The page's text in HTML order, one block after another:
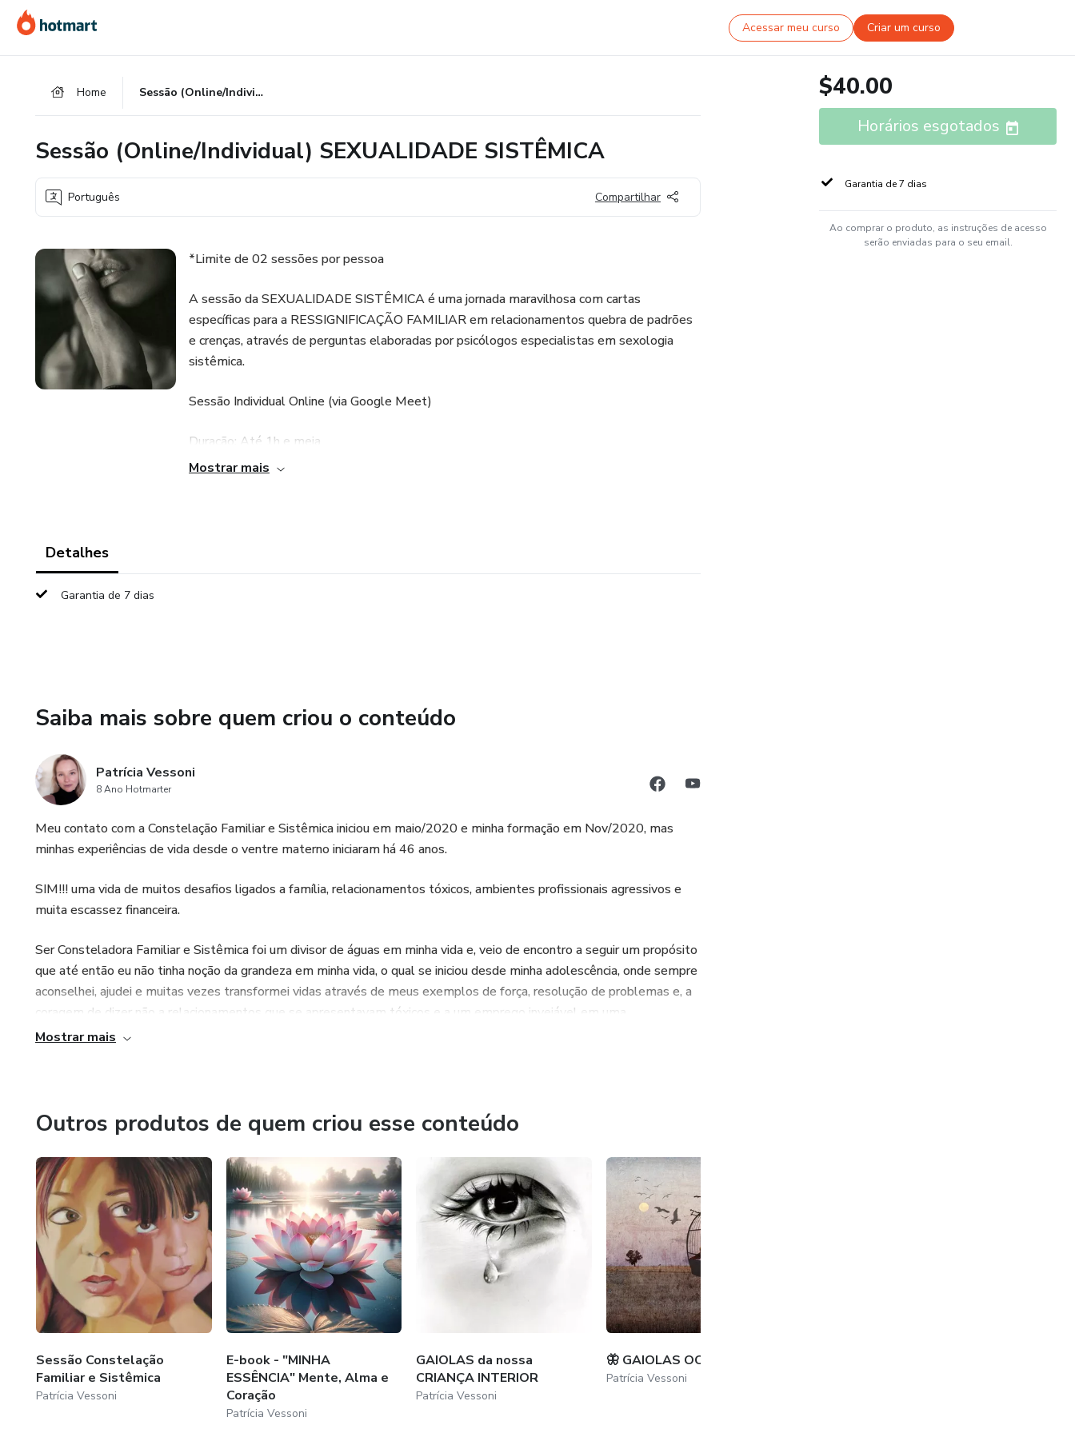
para
o
para
o
para
o
Acessar meu curso Criar um curso
Home Sessão (Online/Individual) SEXUALIDADE SISTÊMICA
Sessão (Online/Individual) SEXUALIDADE SISTÊMICA
Português Compartilhar
*Limite de 02 sessões por pessoa
A sessão da SEXUALIDADE SISTÊMICA é uma jornada maravilhosa com cartas
específicas para a RESSIGNIFICAÇÃO FAMILIAR em relacionamentos quebra de padrões
e crenças, através de perguntas elaboradas por psicólogos especialistas em sexologia
sistêmica.
Sessão Individual Online (via Google Meet)
Duração: Até 1h e meia
Após a compra: Link HOTMART, faremos o agendamento/confirmação final da sua sessão
Cuide de você!! ⁠
"Quando alguém decide curar-se, ele se transforma em uma obra de amor e compaixão, já
que não se torna saudável somente a si próprio, mas também a toda a sua linhagem. " Bert
Patty Vessoni Consteladora
@pattyconsteladora
Mostrar mais
Detalhes
Garantia de 7 dias
Saiba mais sobre quem criou o conteúdo
Patrícia Vessoni
8 Ano Hotmarter
Meu contato com a Constelação Familiar e Sistêmica iniciou em maio/2020 e minha formação em Nov/2020, mas
minhas experiências de vida desde o ventre materno iniciaram há 46 anos.
SIM!!! uma vida de muitos desafios ligados a família, relacionamentos tóxicos, ambientes profissionais agressivos e
muita escassez financeira.
Ser Consteladora Familiar e Sistêmica foi um divisor de águas em minha vida e, veio de encontro a seguir um propósito
que até então eu não tinha noção da grandeza em minha vida, o qual se iniciou desde minha adolescência, onde sempre
aconselhei, ajudei e muitas vezes transformei vidas através de meus exemplos de força, resolução de problemas e, a
coragem de dizer não a relacionamentos que se apresentavam tóxicos e a um emprego invejável em uma
Multinacional.
E é sobre esta que quero compartilhar com você, pois muitas outras coisas maravilhosas virão, pois meu propósito
está além de ajudar, mas sim transformar vidas!!
E saiba que este será somente o início de nossa Trajetória!!!
Com amor e muito respeito,
Patrícia Vessoni
Então, vem comigo!
Mostrar mais
Outros produtos de quem criou esse conteúdo
Sessão Constelação
Familiar e Sistêmica
Patrícia Vessoni
E-book - "MINHA
ESSÊNCIA" Mente, Alma e
Coração
Patrícia Vessoni
GAIOLAS da nossa
CRIANÇA INTERIOR
Patrícia Vessoni
🦋 GAIOLAS OCULTAS 🦋
Patrícia Vessoni
$40.00
Horários esgotados
Garantia de 7 dias
Ao comprar o produto, as instruções de acesso
serão enviadas para o seu email.